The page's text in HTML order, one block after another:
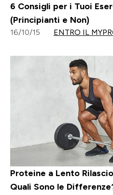
6 Consigli per i Tuoi
(Principianti e Non)
16/10/15 ENTRO IL
Proteine a Lento
Quali Sono le